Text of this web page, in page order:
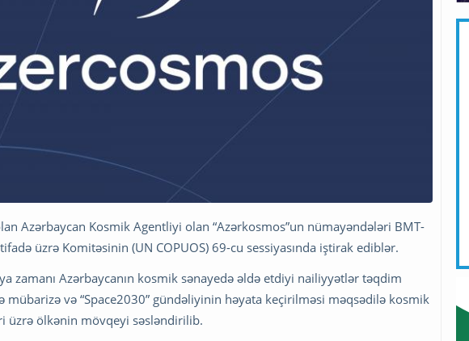
Azərbaycan Kosmik Agentliyi olan “Azərkosmos”un nümayəndələri BMT-
üzrə Komitəsinin (UN COPUOS) 69-cu sessiyasında iştirak ediblər.
zamanı Azərbaycanın kosmik sənayedə əldə etdiyi nailiyyətlər təqdim
və “Space2030” gündəliyinin həyata keçirilməsi məqsədilə kosmik
üzrə ölkənin mövqeyi səsləndirilib.